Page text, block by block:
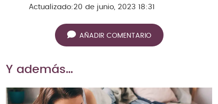
Actualizado:20 de junio, 2023 18:31
AÑADIR COMENTARIO
Y además…